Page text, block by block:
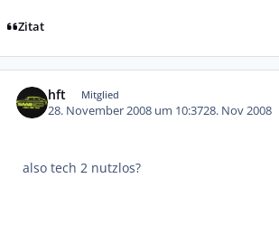
Zitat
hft Mitglied
28. November 2008 um 10:3728. Nov 2008
also tech 2 nutzlos?